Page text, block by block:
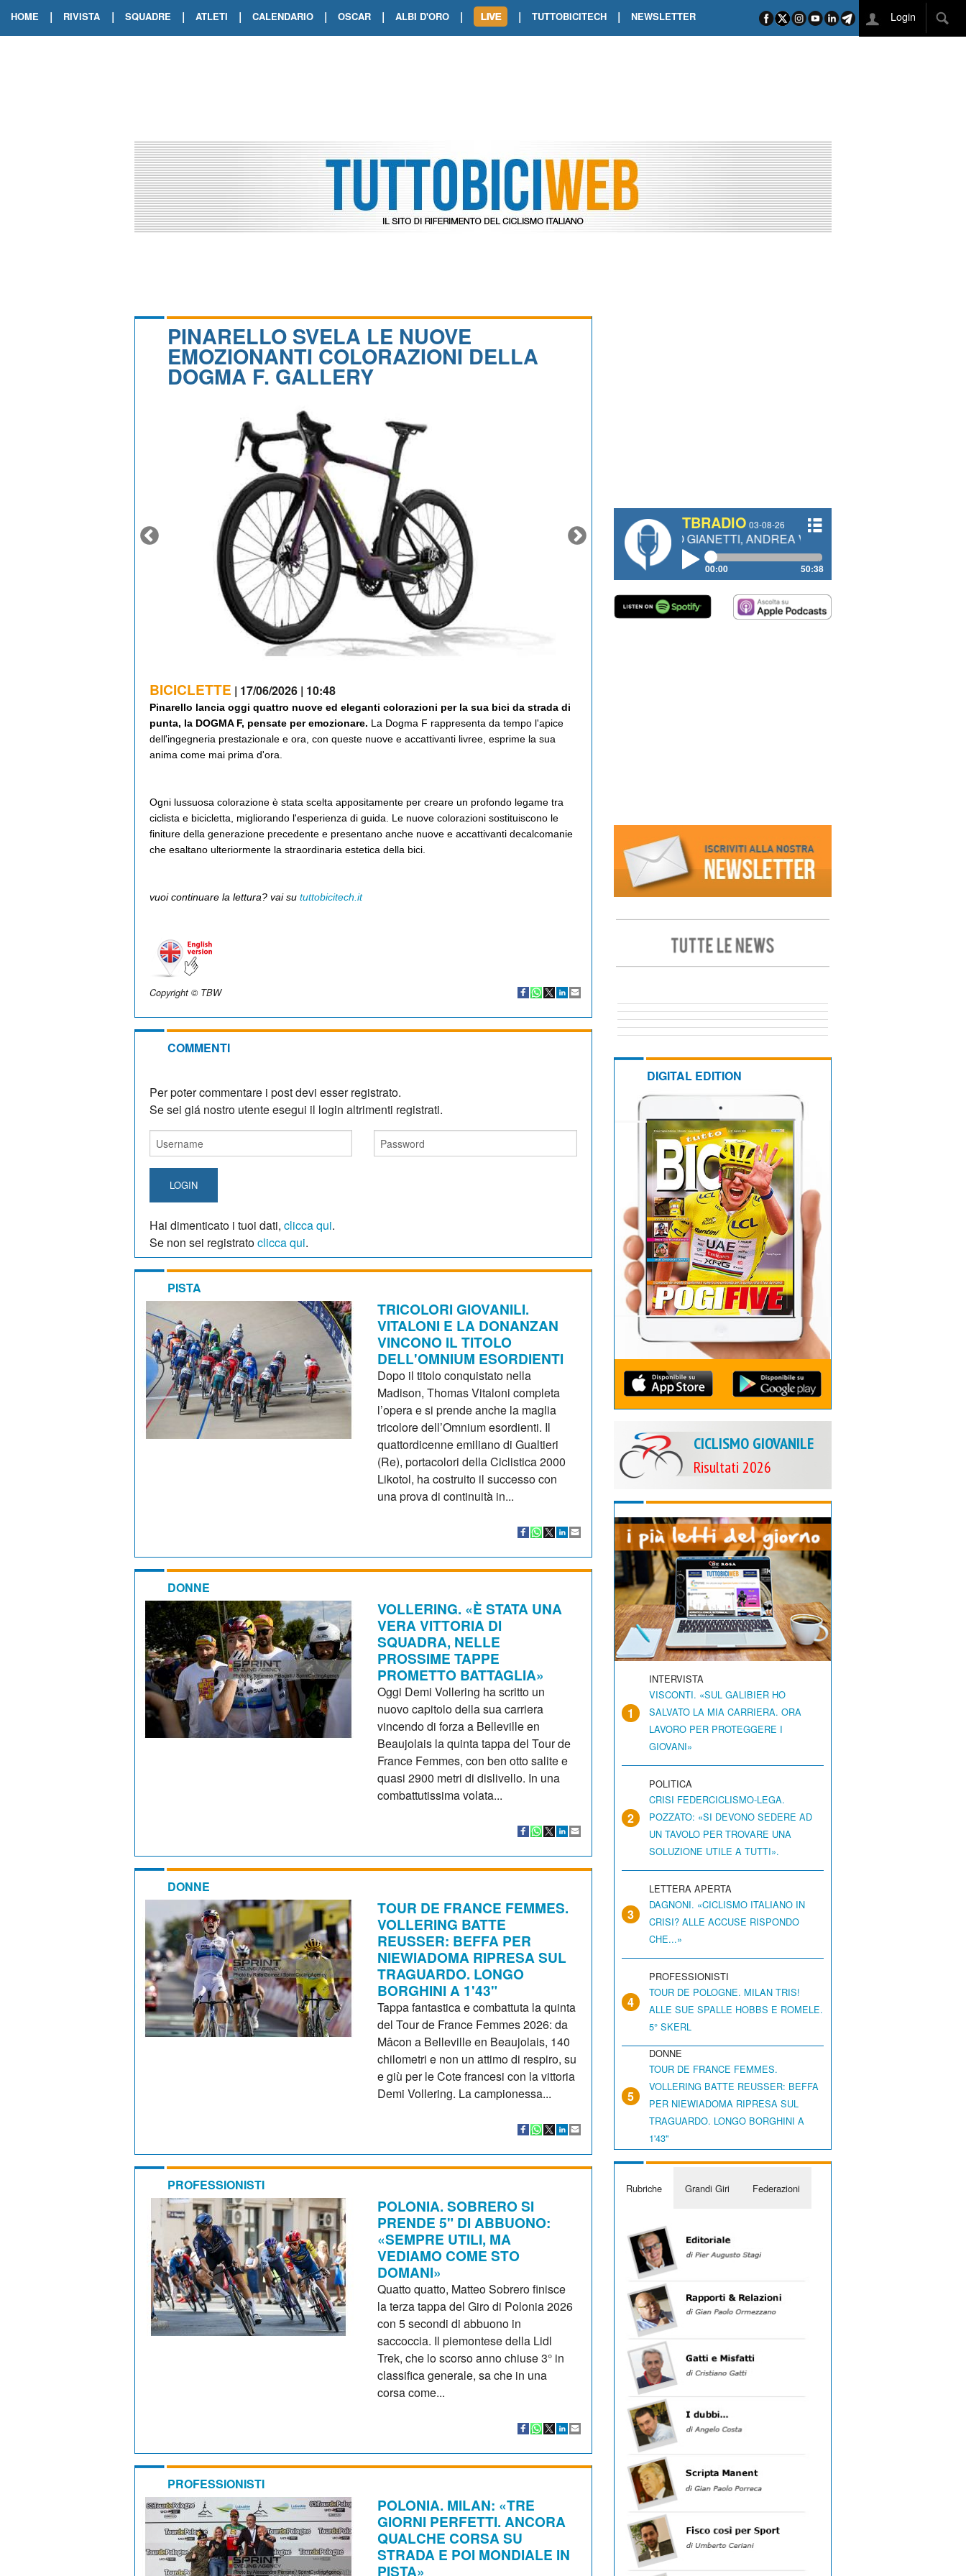
HOME | RIVISTA | SQUADRE | ATLETI | CALENDARIO | OSCAR | ALBI D'ORO |
TOUR DE FRANCE. ORCIERES-MERLETTE INCORONA CARAPAZ
TOUR DE FRANCE. A VOIRON TRIONFO DI PHILIPSEN SU SCHMID E KOOIJ
| TUTTOBICITECH | NEWSLETTER Login
PINARELLO SVELA LE NUOVE
EMOZIONANTI COLORAZIONI DELLA
DOGMA F. GALLERY
BICICLETTE | 17/06/2026 | 10:48
Pinarello lancia oggi quattro nuove ed eleganti colorazioni per la sua bici da strada di
punta, la DOGMA F, pensate per emozionare. La Dogma F rappresenta da tempo l'apice
dell'ingegneria prestazionale e ora, con queste nuove e accattivanti livree, esprime la sua
anima come mai prima d'ora.
Ogni lussuosa colorazione è stata scelta appositamente per creare un profondo legame tra
ciclista e bicicletta, migliorando l'esperienza di guida. Le nuove colorazioni sostituiscono le
finiture della generazione precedente e presentano anche nuove e accattivanti decalcomanie
che esaltano ulteriormente la straordinaria estetica della bici.
vuoi continuare la lettura? vai su tuttobicitech.it
Copyright © TBW
COMMENTI
Per poter commentare i post devi esser registrato.
Se sei giá nostro utente esegui il login altrimenti registrati.
LOGIN
Hai dimenticato i tuoi dati, clicca qui.
Se non sei registratoclicca qui.
PISTA
TRICOLORI GIOVANILI.
VITALONI E LA DONANZAN
VINCONO IL TITOLO
DELL'OMNIUM ESORDIENTI
Dopo il titolo conquistato nella
Madison, Thomas Vitaloni completa
l’opera e si prende anche la maglia
tricolore dell’Omnium esordienti. Il
quattordicenne emiliano di Gualtieri
(Re), portacolori della Ciclistica 2000
Likotol, ha costruito il successo con
una prova di continuità in...
DONNE
VOLLERING. «È STATA UNA
VERA VITTORIA DI
SQUADRA, NELLE
PROSSIME TAPPE
PROMETTO BATTAGLIA»
Oggi Demi Vollering ha scritto un
nuovo capitolo della sua carriera
vincendo di forza a Belleville en
Beaujolais la quinta tappa del Tour de
France Femmes, con ben otto salite e
quasi 2900 metri di dislivello. In una
combattutissima volata...
DONNE
TOUR DE FRANCE FEMMES.
VOLLERING BATTE
REUSSER: BEFFA PER
NIEWIADOMA RIPRESA SUL
TRAGUARDO. LONGO
BORGHINI A 1'43"
Tappa fantastica e combattuta la quinta
del Tour de France Femmes 2026: da
Mâcon a Belleville en Beaujolais, 140
chilometri e non un attimo di respiro, su
e giù per le Cote francesi con la vittoria
Demi Vollering. La campionessa...
PROFESSIONISTI
POLONIA. SOBRERO SI
PRENDE 5" DI ABBUONO:
«SEMPRE UTILI, MA
VEDIAMO COME STO
DOMANI»
Quatto quatto, Matteo Sobrero finisce
la terza tappa del Giro di Polonia 2026
con 5 secondi di abbuono in
saccoccia. Il piemontese della Lidl
Trek, che lo scorso anno chiuse 3° in
classifica generale, sa che in una
corsa come...
PROFESSIONISTI
POLONIA. MILAN: «TRE
GIORNI PERFETTI. ANCORA
QUALCHE CORSA SU
STRADA E POI MONDIALE IN
PISTA»
TBRADIO 03-08-26
#334 CHARLY WEGELIUS, MAURO GIANETTI, ANDREA VENDRAME, FILIPPO FIORELLI
00:00 50:38
DIGITAL EDITION
CICLISMO GIOVANILE
Risultati 2026
1
INTERVISTA
VISCONTI. «SUL GALIBIER HO
SALVATO LA MIA CARRIERA. ORA
LAVORO PER PROTEGGERE I
GIOVANI»
2
POLITICA
CRISI FEDERCICLISMO-LEGA.
POZZATO: «SI DEVONO SEDERE AD
UN TAVOLO PER TROVARE UNA
SOLUZIONE UTILE A TUTTI».
3
LETTERA APERTA
DAGNONI. «CICLISMO ITALIANO IN
CRISI? ALLE ACCUSE RISPONDO
CHE...»
4
PROFESSIONISTI
TOUR DE POLOGNE. MILAN TRIS!
ALLE SUE SPALLE HOBBS E ROMELE.
5° SKERL
5
DONNE
TOUR DE FRANCE FEMMES.
VOLLERING BATTE REUSSER: BEFFA
PER NIEWIADOMA RIPRESA SUL
TRAGUARDO. LONGO BORGHINI A
1'43"
Rubriche Grandi Giri Federazioni